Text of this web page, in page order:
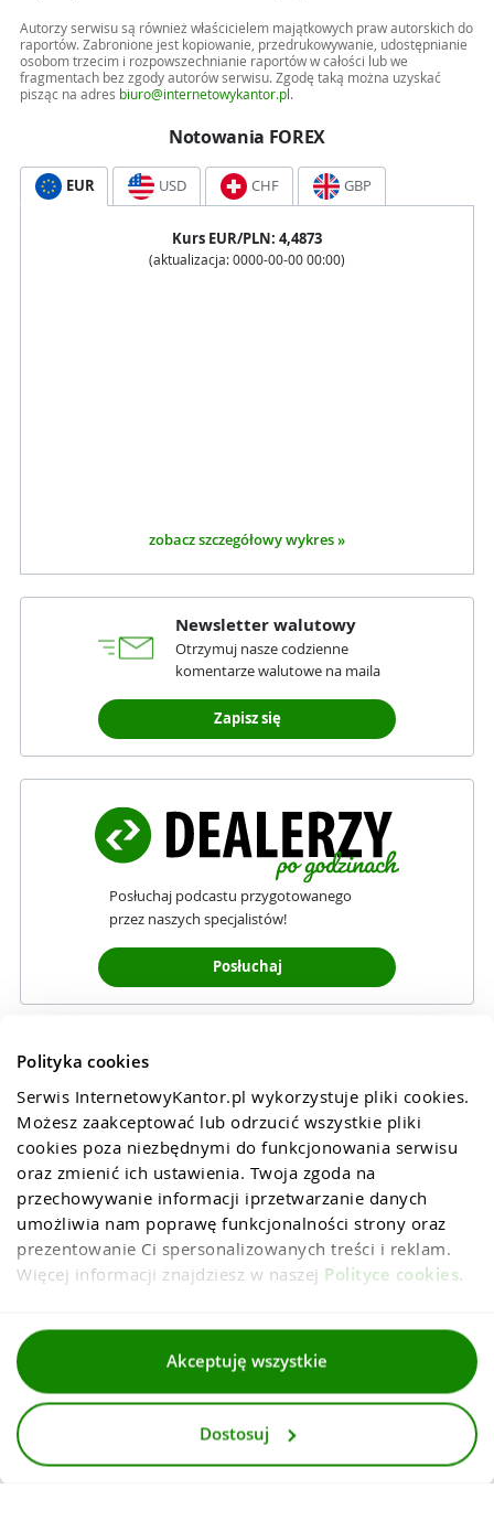
Polityka cookies
Serwis InternetowyKantor.pl wykorzystuje pliki cookies.
Możesz zaakceptować lub odrzucić wszystkie pliki
cookies poza niezbędnymi do funkcjonowania serwisu
oraz zmienić ich ustawienia. Twoja zgoda na
przechowywanie informacji iprzetwarzanie danych
umożliwia nam poprawę funkcjonalności strony oraz
prezentowanie Ci spersonalizowanych treści i reklam.
Więcej informacji znajdziesz w naszej Polityce cookies.
Akceptuję wszystkie
Dostosuj
Autorzy serwisu są również właścicielem majątkowych praw autorskich do
raportów. Zabronione jest kopiowanie, przedrukowywanie, udostępnianie
osobom trzecim i rozpowszechnianie raportów w całości lub we
fragmentach bez zgody autorów serwisu. Zgodę taką można uzyskać
pisząc na adres biuro@internetowykantor.pl .
Notowania FOREX
EUR USD CHF GBP
Kurs EUR/PLN: 4,4873
(aktualizacja: 0000-00-00 00:00)
zobacz szczegółowy wykres »
Newsletter walutowy
Otrzymuj nasze codzienne
komentarze walutowe na maila
Zapisz się
Posłuchaj podcastu przygotowanego
przez naszych specjalistów!
Posłuchaj
Regulaminy
Dla mediów